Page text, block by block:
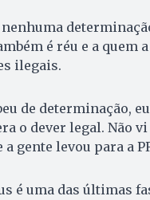
nenhuma
é réu e a quem
ilegais.
de determinação,
o dever legal. Não
gente levou para a
é uma das últimas